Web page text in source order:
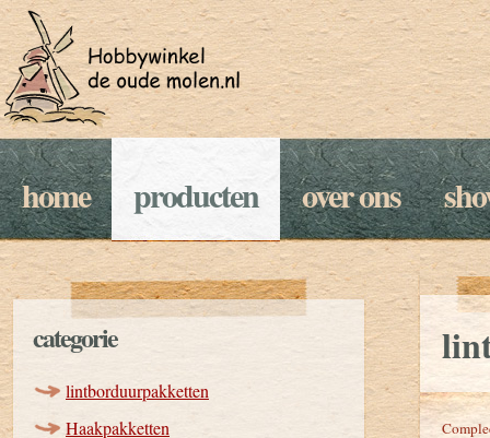
home producten over ons
categorie
lintborduurpakketten
Haakpakketten